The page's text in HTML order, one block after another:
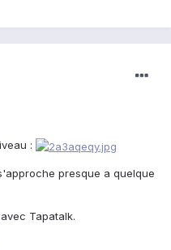
:
presque a quelque
Tapatalk.